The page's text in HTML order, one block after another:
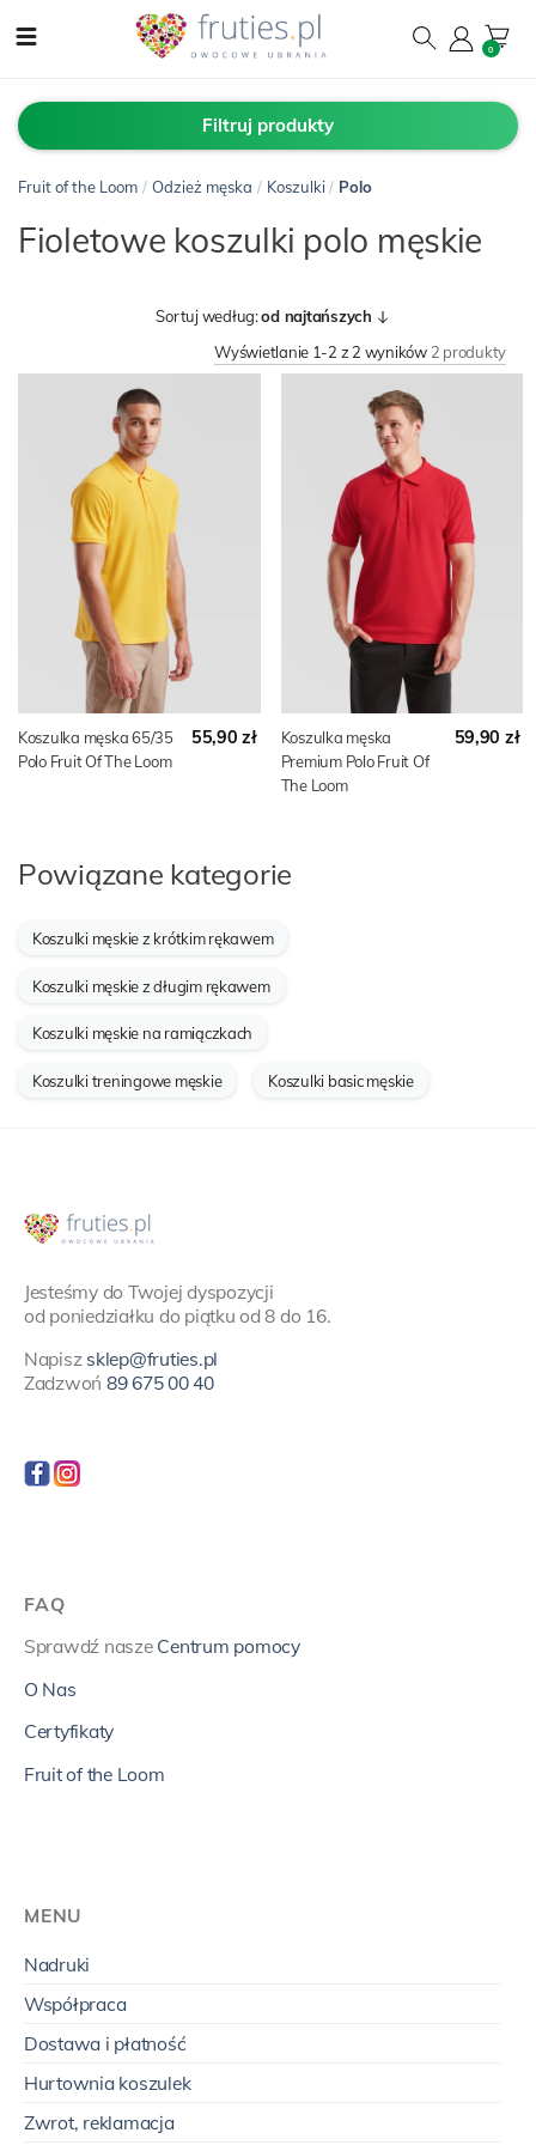
0
Filtruj produkty
Fruit of the Loom / Odzież męska / Koszulki / Polo
Fioletowe koszulki polo męskie
Sortuj według:od najtańszych
Wyświetlanie 1-2 z 2 wyników 2 produkty
Koszulka męska 65/35
Polo Fruit Of The Loom
55,90 zł
Koszulka męska
Premium Polo Fruit Of
The Loom
59,90 zł
Powiązane kategorie
Koszulki męskie z krótkim rękawem
Koszulki męskie z długim rękawem
Koszulki męskie na ramiączkach
Koszulki treningowe męskie Koszulki basic męskie
Jesteśmy do Twojej dyspozycji
od poniedziałku do piątku od 8 do 16.
Napisz sklep@fruties.pl
Zadzwoń 89 675 00 40
FAQ
Sprawdź nasze Centrum pomocy
O Nas
Certyfikaty
Fruit of the Loom
MENU
Nadruki
Współpraca
Dostawa i płatność
Hurtownia koszulek
Zwrot, reklamacja